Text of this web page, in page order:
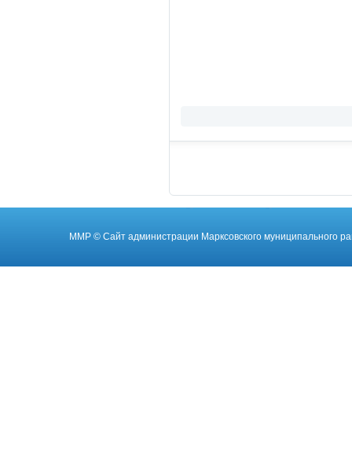
ММР © Cайт администрации Марксовского муниципального